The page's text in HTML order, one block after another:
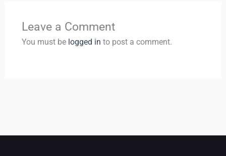
Leave a Comment
You must be logged in to post a comment.